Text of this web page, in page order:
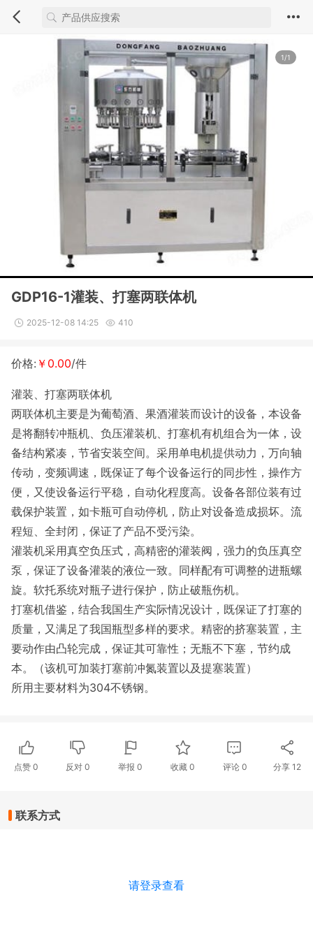
1/1
GDP16-1灌装、打塞两联体机
2025-12-08 14:25 410
价格: ￥0.00/件
灌装、打塞两联体机
两联体机主要是为葡萄酒、果酒灌装而设计的设备，本设备
是将翻转冲瓶机、负压灌装机、打塞机有机组合为一体，设
备结构紧凑，节省安装空间。采用单电机提供动力，万向轴
传动，变频调速，既保证了每个设备运行的同步性，操作方
便，又使设备运行平稳，自动化程度高。设备各部位装有过
载保护装置，如卡瓶可自动停机，防止对设备造成损坏。流
程短、全封闭，保证了产品不受污染。
灌装机采用真空负压式，高精密的灌装阀，强力的负压真空
泵，保证了设备灌装的液位一致。同样配有可调整的进瓶螺
旋。软托系统对瓶子进行保护，防止破瓶伤机。
打塞机借鉴，结合我国生产实际情况设计，既保证了打塞的
质量，又满足了我国瓶型多样的要求。精密的挤塞装置，主
要动作由凸轮完成，保证其可靠性；无瓶不下塞，节约成
本。（该机可加装打塞前冲氮装置以及提塞装置）
所用主要材料为304不锈钢。
点赞 0 反对0 举报 0 收藏 0 评论 0 分享 12
联系方式
请登录查看